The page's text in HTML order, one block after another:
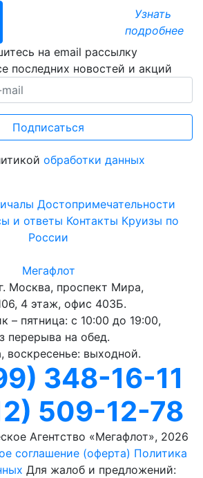
Узнать
подробнее
на email рассылку
последних новостей и акций
Подписаться
обработки данных
Достопримечательности
и ответы Контакты Круизы по
России
Мегафлот
Москва, проспект Мира,
4 этаж, офис 403Б.
– пятница: с 10:00 до 19:00,
перерыва на обед.
воскресенье: выходной.
348-16-11
509-12-78
Агентство «Мегафлот», 2026
соглашение (оферта) Политика
Для жалоб и предложений: